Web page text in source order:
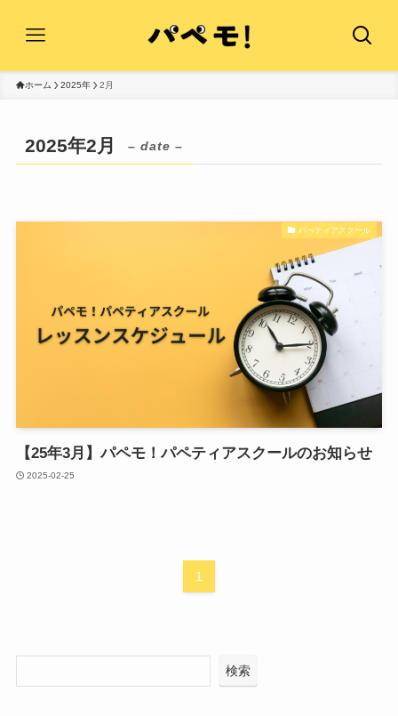
ホーム 2025年 2月
2025年2月 – date –
パペティアスクール
【25年3月】パペモ！パペティアスクールのお知らせ
2025-02-25
1
検索